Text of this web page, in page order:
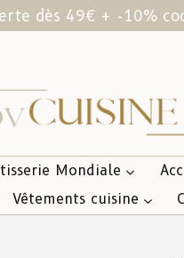
dès 49€ + -10%
Mondiale
Vêtements cuisine